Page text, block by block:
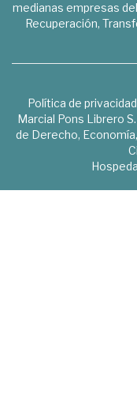
medianas empresas
Recuperación,
Política de privacidad
Marcial Pons Librero
de Derecho,